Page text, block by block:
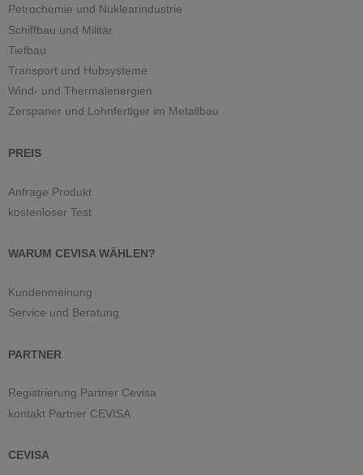
Petrochemie und Nuklearindustrie
Schiffbau und Militär
Tiefbau
Transport und Hubsysteme
Wind- und Thermalenergien
Zerspaner und Lohnfertiger im Metallbau
PREIS
Anfrage Produkt
kostenloser Test
WARUM CEVISA WÄHLEN?
Kundenmeinung
Service und Beratung
PARTNER
Registrierung Partner Cevisa
kontakt Partner CEVISA
CEVISA